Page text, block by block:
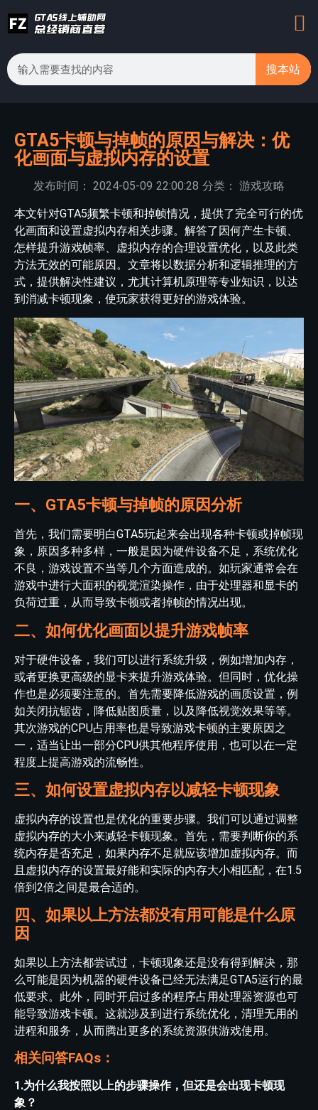
搜本站
GTA5卡顿与掉帧的原因与解决：优
化画面与虚拟内存的设置
发布时间： 2024-05-09 22:00:28 分类： 游戏攻略
本文针对GTA5频繁卡顿和掉帧情况，提供了完全可行的优
化画面和设置虚拟内存相关步骤。解答了因何产生卡顿、
怎样提升游戏帧率、虚拟内存的合理设置优化，以及此类
方法无效的可能原因。文章将以数据分析和逻辑推理的方
式，提供解决性建议，尤其计算机原理等专业知识，以达
到消减卡顿现象，使玩家获得更好的游戏体验。
一、GTA5卡顿与掉帧的原因分析
首先，我们需要明白GTA5玩起来会出现各种卡顿或掉帧现
象，原因多种多样，一般是因为硬件设备不足，系统优化
不良，游戏设置不当等几个方面造成的。如玩家通常会在
游戏中进行大面积的视觉渲染操作，由于处理器和显卡的
负荷过重，从而导致卡顿或者掉帧的情况出现。
二、如何优化画面以提升游戏帧率
对于硬件设备，我们可以进行系统升级，例如增加内存，
或者更换更高级的显卡来提升游戏体验。但同时，优化操
作也是必须要注意的。首先需要降低游戏的画质设置，例
如关闭抗锯齿，降低贴图质量，以及降低视觉效果等等。
其次游戏的CPU占用率也是导致游戏卡顿的主要原因之
一，适当让出一部分CPU供其他程序使用，也可以在一定
程度上提高游戏的流畅性。
三、如何设置虚拟内存以减轻卡顿现象
虚拟内存的设置也是优化的重要步骤。我们可以通过调整
虚拟内存的大小来减轻卡顿现象。首先，需要判断你的系
统内存是否充足，如果内存不足就应该增加虚拟内存。而
且虚拟内存的设置最好能和实际的内存大小相匹配，在1.5
倍到2倍之间是最合适的。
四、如果以上方法都没有用可能是什么原
因
如果以上方法都尝试过，卡顿现象还是没有得到解决，那
么可能是因为机器的硬件设备已经无法满足GTA5运行的最
低要求。此外，同时开启过多的程序占用处理器资源也可
能导致游戏卡顿。这就涉及到进行系统优化，清理无用的
进程和服务，从而腾出更多的系统资源供游戏使用。
相关问答FAQs：
1.为什么我按照以上的步骤操作，但还是会出现卡顿现
象？